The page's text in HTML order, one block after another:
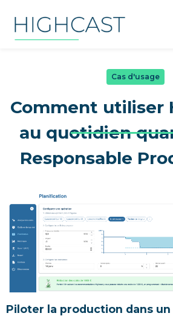
Cas d'usage
Comment utiliser
au quotidien
Responsable
Piloter la production dans